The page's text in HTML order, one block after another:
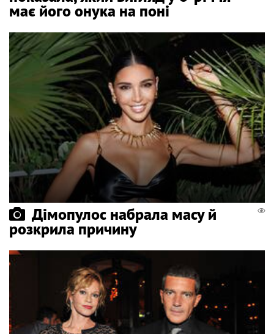
має його онука на поні
Дімопулос набрала масу й
розкрила причину